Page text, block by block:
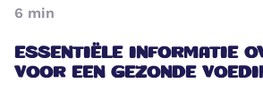
6 min
ESSENTIËLE INFORMATIE
VOOR EEN GEZONDE